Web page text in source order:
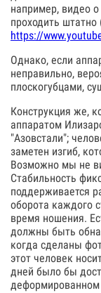
например, видео
проходить
https://
Однако, если
неправильно,
плоскогубцами,
Конструкция же,
аппаратом
"Азовстали";
заметен изгиб,
Возможно мы не
Стабильность
поддерживается
оборота каждого
время ношения.
должны быть
когда сделаны
этот человек
дней было бы